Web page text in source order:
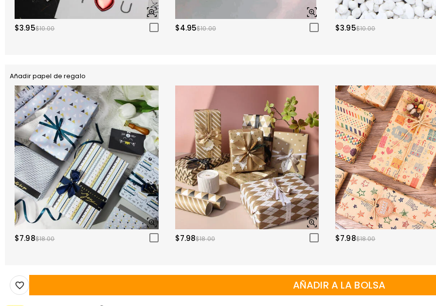
$3.95$10.00 $4.95$10.00 $3.95$10.00
Añadir papel de regalo
$7.98$18.00 $7.98$18.00 $7.98$18.00
AÑADIR A LA BOLSA